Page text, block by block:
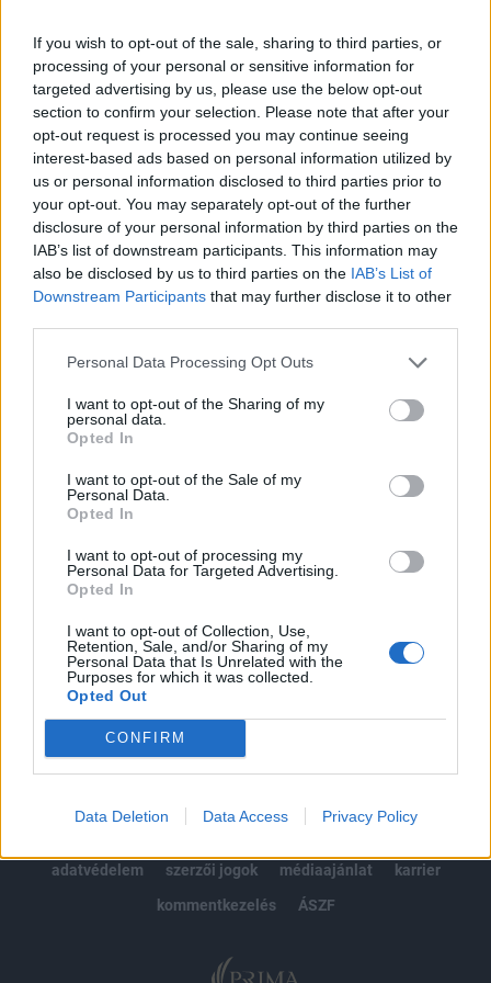
If you wish to opt-out of the sale, sharing to third parties, or
processing of your personal or sensitive information for
targeted advertising by us, please use the below opt-out
section to confirm your selection. Please note that after your
opt-out request is processed you may continue seeing
interest-based ads based on personal information utilized by
us or personal information disclosed to third parties prior to
your opt-out. You may separately opt-out of the further
disclosure of your personal information by third parties on the
IAB’s list of downstream participants. This information may
also be disclosed by us to third parties on the IAB’s List of
Downstream Participants that may further disclose it to other
Personal Data Processing Opt Outs
I want to opt-out of the Sharing of my
personal data.
Opted In
I want to opt-out of the Sale of my
Personal Data.
Opted In
I want to opt-out of processing my
Personal Data for Targeted Advertising.
Opted In
I want to opt-out of Collection, Use,
Retention, Sale, and/or Sharing of my
Personal Data that Is Unrelated with the
Purposes for which it was collected.
Opted Out
CONFIRM
Data Deletion Data Access Privacy Policy
tapasztalt szolgáltatáskiesések kibertámadások miatt
következtek be. A vállalat azonban hangsúlyozta, hogy
nem volt bizonyíték arra, hogy az ügyfelek adataihoz
hozzáfértek volna vagy veszélybe kerültek volna. A
Microsoft egy blogbejegyzésben közölte, hogy 2023. június
elején megnövekedett forgalmat észleltek egyes
szolgáltatásokkal...
KEDVES OLVASÓNK!
regisztrációhoz kötött.
Az előfizetés a következőket tartalmazza:
Portfolio.hu teljes cikkarchívum
kötéslistái
Előfizetés
MÁR ELŐFIZETŐNK VAGY?BEJELENTKEZÉS
adatvédelem
szerzői jogok médiaajánlat
karrier
kommentkezelés
ÁSZF